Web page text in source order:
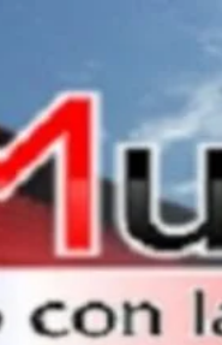
UNTC inicia ofensiva